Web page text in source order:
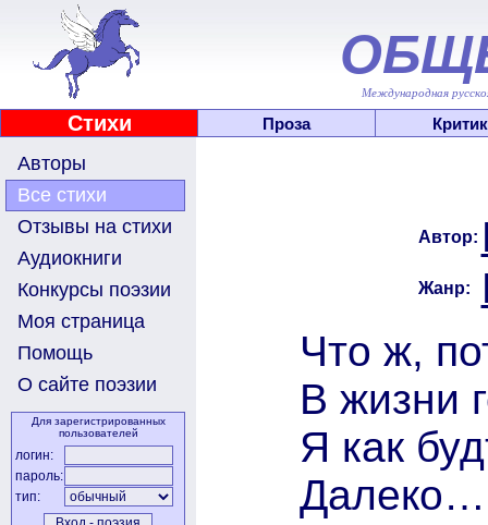
Международная
Стихи Проза
Авторы
Все стихи
Отзывы на стихи
Аудиокниги
Конкурсы поэзии
Моя страница
Помощь
О сайте поэзии
Для зарегистрированных
пользователей
логин:
пароль:
тип:
Автор:
Жанр:
Что ж,
В жизни
Я как
Далеко…